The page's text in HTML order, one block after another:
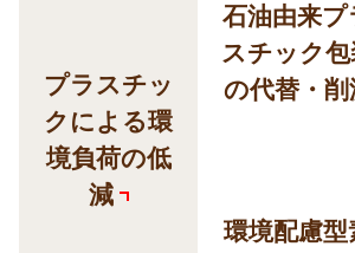
プラスチッ
クによる環
境負荷の低
減
石油由来プ
スチック包
の代替・削
環境配慮型